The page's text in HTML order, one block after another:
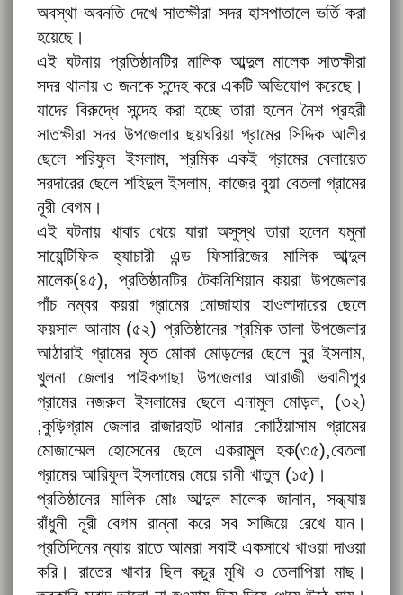
অবস্থা অবনতি দেখে সাতক্ষীরা সদর হাসপাতালে ভর্তি করা
হয়েছে।
এই ঘটনায় প্রতিষ্ঠানটির মালিক আব্দুল মালেক সাতক্ষীরা
সদর থানায় ৩ জনকে সন্দেহ করে একটি অভিযোগ করেছে।
যাদের বিরুদ্ধে সন্দেহ করা হচ্ছে তারা হলেন নৈশ প্রহরী
সাতক্ষীরা সদর উপজেলার ছয়ঘরিয়া গ্রামের সিদ্দিক আলীর
ছেলে শরিফুল ইসলাম, শ্রমিক একই গ্রামের বেলায়েত
সরদারের ছেলে শহিদুল ইসলাম, কাজের বুয়া বেতলা গ্রামের
নূরী বেগম।
এই ঘটনায় খাবার খেয়ে যারা অসুস্থ তারা হলেন যমুনা
সায়েন্টিফিক হ্যাচারী এন্ড ফিসারিজের মালিক আব্দুল
মালেক(৪৫), প্রতিষ্ঠানটির টেকনিশিয়ান কয়রা উপজেলার
পাঁচ নম্বর কয়রা গ্রামের মোজাহার হাওলাদারের ছেলে
ফয়সাল আনাম (৫২) প্রতিষ্ঠানের শ্রমিক তালা উপজেলার
আঠারাই গ্রামের মৃত মোকা মোড়লের ছেলে নুর ইসলাম,
খুলনা জেলার পাইকগাছা উপজেলার আরাজী ভবানীপুর
গ্রামের নজরুল ইসলামের ছেলে এনামুল মোড়ল, (৩২)
,কুড়িগ্রাম জেলার রাজারহাট থানার কোঠিয়াসাম গ্রামের
মোজাম্মেল হোসেনের ছেলে একরামুল হক(৩৫),বেতলা
গ্রামের আরিফুল ইসলামের মেয়ে রানী খাতুন (১৫)।
প্রতিষ্ঠানের মালিক মোঃ আব্দুল মালেক জানান, সন্ধ্যায়
রাঁধুনী নূরী বেগম রান্না করে সব সাজিয়ে রেখে যান।
প্রতিদিনের ন্যায় রাতে আমরা সবাই একসাথে খাওয়া দাওয়া
করি। রাতের খাবার ছিল কচুর মুখি ও তেলাপিয়া মাছ।